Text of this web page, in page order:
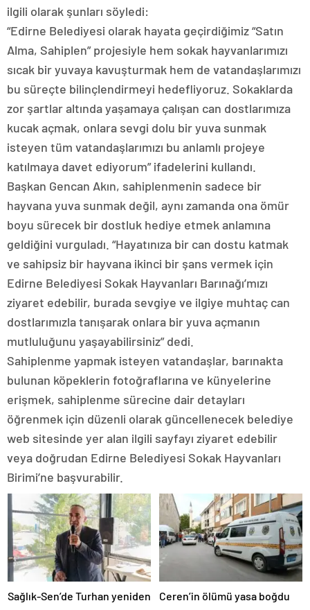
ilgili olarak şunları söyledi:
“Edirne Belediyesi olarak hayata geçirdiğimiz “Satın
Alma, Sahiplen” projesiyle hem sokak hayvanlarımızı
sıcak bir yuvaya kavuşturmak hem de vatandaşlarımızı
bu süreçte bilinçlendirmeyi hedefliyoruz. Sokaklarda
zor şartlar altında yaşamaya çalışan can dostlarımıza
kucak açmak, onlara sevgi dolu bir yuva sunmak
isteyen tüm vatandaşlarımızı bu anlamlı projeye
katılmaya davet ediyorum” ifadelerini kullandı.
Başkan Gencan Akın, sahiplenmenin sadece bir
hayvana yuva sunmak değil, aynı zamanda ona ömür
boyu sürecek bir dostluk hediye etmek anlamına
geldiğini vurguladı. “Hayatınıza bir can dostu katmak
ve sahipsiz bir hayvana ikinci bir şans vermek için
Edirne Belediyesi Sokak Hayvanları Barınağı’mızı
ziyaret edebilir, burada sevgiye ve ilgiye muhtaç can
dostlarımızla tanışarak onlara bir yuva açmanın
mutluluğunu yaşayabilirsiniz” dedi.
Sahiplenme yapmak isteyen vatandaşlar, barınakta
bulunan köpeklerin fotoğraflarına ve künyelerine
erişmek, sahiplenme sürecine dair detayları
öğrenmek için düzenli olarak güncellenecek belediye
web sitesinde yer alan ilgili sayfayı ziyaret edebilir
veya doğrudan Edirne Belediyesi Sokak Hayvanları
Birimi’ne başvurabilir.
Sağlık-Sen’de Turhan yeniden Ceren’in ölümü yasa boğdu